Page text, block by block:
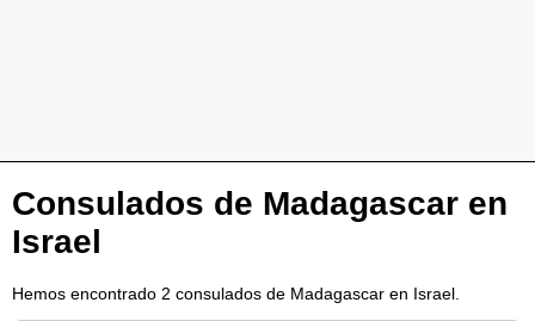
Consulados de Madagascar en
Israel
Hemos encontrado 2 consulados de Madagascar en Israel.